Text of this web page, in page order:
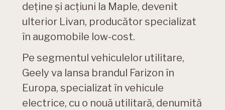
deține și acțiuni la Maple, devenit
ulterior Livan, producător specializat
în augomobile low-cost.
Pe segmentul vehiculelor utilitare,
Geely va lansa brandul Farizon în
Europa, specializat în vehicule
electrice, cu o nouă utilitară, denumită